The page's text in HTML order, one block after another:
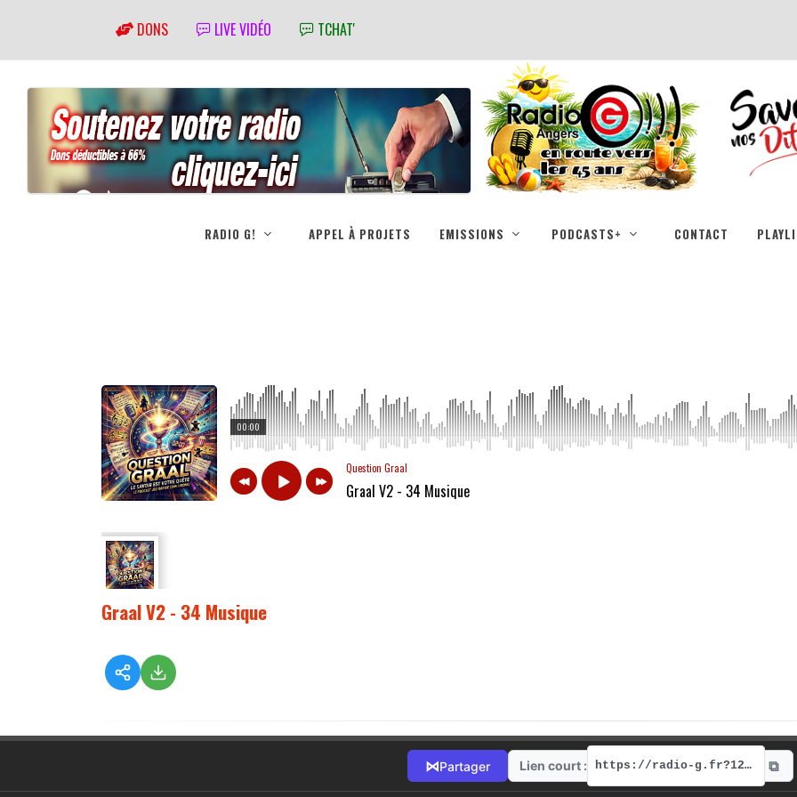
DONS LIVE VIDÉO TCHAT'
RADIO G! APPEL À PROJETS EMISSIONS PODCASTS+ CONTACT
00:00
Question Graal
Graal V2 - 34 Musique
Graal V2 - 34 Musique
⋈Partager Lien court : https://radio-g.fr?12251 ⧉